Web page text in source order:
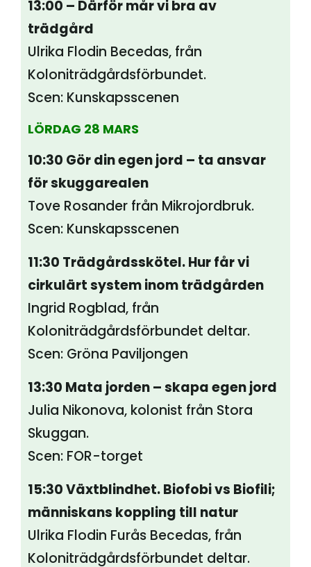
13:00 – Därför mår vi bra av
trädgård
Ulrika Flodin Becedas, från
Koloniträdgårdsförbundet.
Scen: Kunskapsscenen
LÖRDAG 28 MARS
10:30 Gör din egen jord – ta ansvar
för skuggarealen
Tove Rosander från Mikrojordbruk.
Scen: Kunskapsscenen
11:30 Trädgårdsskötel. Hur får vi
cirkulärt system inom trädgården
Ingrid Rogblad, från
Koloniträdgårdsförbundet deltar.
Scen: Gröna Paviljongen
13:30 Mata jorden – skapa egen jord
Julia Nikonova, kolonist från Stora
Skuggan.
Scen: FOR-torget
15:30 Växtblindhet. Biofobi vs Biofili;
människans koppling till natur
Ulrika Flodin Furås Becedas, från
Koloniträdgårdsförbundet deltar.